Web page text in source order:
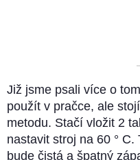
Již jsme psali více o
použít v pračce, ale
metodu. Stačí vložit 2
nastavit stroj na 60 °
bude čistá a špatný